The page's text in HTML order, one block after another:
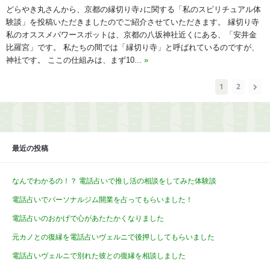
どらやき丸さんから、京都の縁切り寺♪に関する「私のスピリチュアル体
験談」を投稿いただきましたのでご紹介させていただきます。 縁切り寺
私のオススメパワースポットは、京都の八坂神社近くにある、「安井金
比羅宮」です。 私たちの間では「縁切り寺」と呼ばれているのですが、
神社です。 ここの仕組みは、まず10... »
1 2
最近の投稿
なんでわかるの！？ 電話占いで推し活の相談をしてみた体験談
電話占いでパーソナルジム開業を占ってもらいました！
電話占いのおかげで心があたたかくなりました
元カノとの復縁を電話占いヴェルニで後押ししてもらいました
電話占いヴェルニで別れた彼との復縁を相談しました